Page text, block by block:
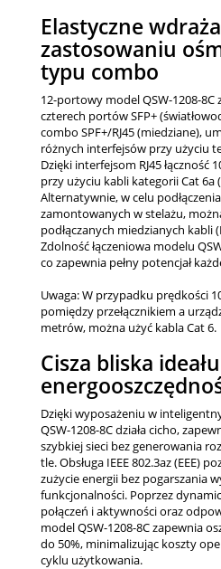
Elastyczne
zastosowaniu
typu combo
12-portowy model QSW-1208-8C
czterech portów SFP+
combo SPF+/RJ45 (miedziane),
różnych interfejsów przy użyciu
Dzięki interfejsom RJ45 łączność
przy użyciu kabli kategorii Cat 6a
Alternatywnie, w celu
zamontowanych w stelażu,
podłączanych miedzianych kabli
Zdolność łączeniowa modelu
co zapewnia pełny potencjał
Uwaga: W przypadku prędkości
pomiędzy przełącznikiem a
metrów, można użyć kabla Cat 6.
Cisza bliska
Dzięki wyposażeniu w
QSW-1208-8C działa cicho,
szybkiej sieci bez generowania
tle. Obsługa IEEE 802.3az (EEE)
zużycie energii bez pogarszania
funkcjonalności. Poprzez
połączeń i aktywności oraz
model QSW-1208-8C zapewnia
do 50%, minimalizując koszty
cyklu użytkowania.